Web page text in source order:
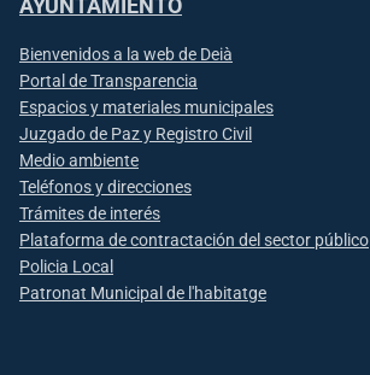
AYUNTAMIENTO
Bienvenidos a la web de Deià
Portal de Transparencia
Espacios y materiales municipales
Juzgado de Paz y Registro Civil
Medio ambiente
Teléfonos y direcciones
Trámites de interés
Plataforma de contractación del sector público
Policia Local
Patronat Municipal de l'habitatge